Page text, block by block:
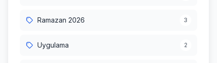
Ramazan 2026 3
Uygulama 2